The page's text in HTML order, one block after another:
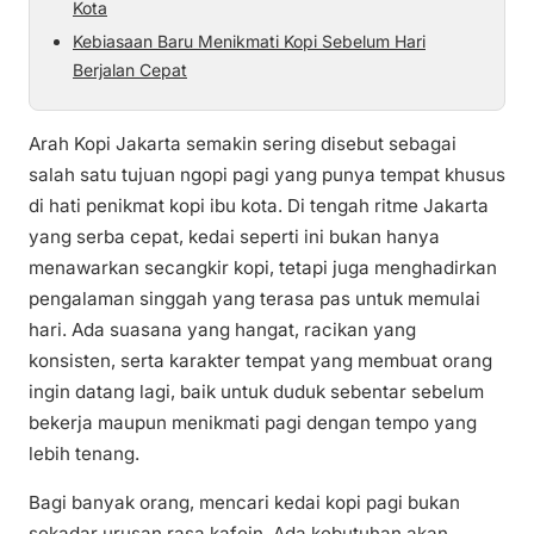
Kota
Kebiasaan Baru Menikmati Kopi Sebelum Hari
Berjalan Cepat
Arah Kopi Jakarta semakin sering disebut sebagai
salah satu tujuan ngopi pagi yang punya tempat khusus
di hati penikmat kopi ibu kota. Di tengah ritme Jakarta
yang serba cepat, kedai seperti ini bukan hanya
menawarkan secangkir kopi, tetapi juga menghadirkan
pengalaman singgah yang terasa pas untuk memulai
hari. Ada suasana yang hangat, racikan yang
konsisten, serta karakter tempat yang membuat orang
ingin datang lagi, baik untuk duduk sebentar sebelum
bekerja maupun menikmati pagi dengan tempo yang
lebih tenang.
Bagi banyak orang, mencari kedai kopi pagi bukan